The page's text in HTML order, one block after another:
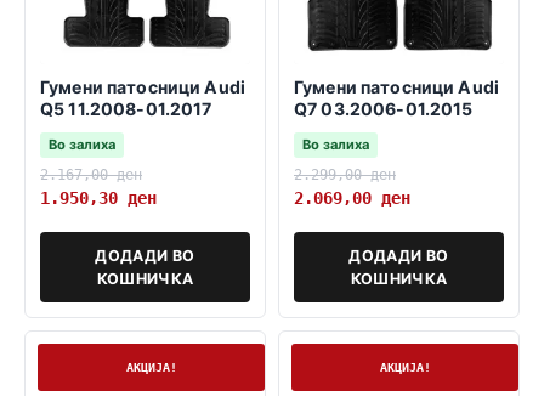
Гумени патосници Audi
Q5 11.2008-01.2017
Во залиха
2.167,00ден
1.950,30 ден
ДОДАДИ ВО
КОШНИЧКА
Гумени патосници Audi
Q7 03.2006-01.2015
Во залиха
2.299,00ден
2.069,00 ден
ДОДАДИ ВО
КОШНИЧКА
АКЦИЈА! АКЦИЈА!